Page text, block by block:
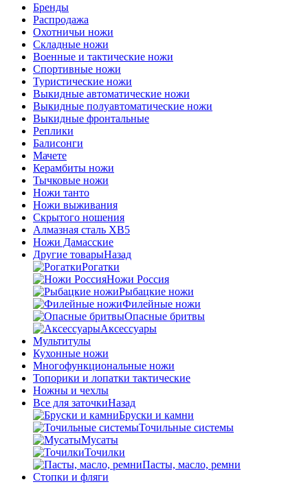
Бренды
Распродажа
Охотничьи ножи
Складные ножи
Военные и тактические ножи
Спортивные ножи
Туристические ножи
Выкидные автоматические ножи
Выкидные полуавтоматические ножи
Выкидные фронтальные
Реплики
Балисонги
Мачете
Керамбиты ножи
Тычковые ножи
Ножи танто
Ножи выживания
Скрытого ношения
Алмазная сталь ХВ5
Ножи Дамасские
Другие товарыНазад
Рогатки
Ножи Россия
Рыбацкие ножи
Филейные ножи
Опасные бритвы
Аксессуары
Мультитулы
Кухонные ножи
Многофункциональные ножи
Топорики и лопатки тактические
Ножны и чехлы
Все для заточкиНазад
Бруски и камни
Точильные системы
Мусаты
Точилки
Пасты, масло, ремни
Стопки и фляги